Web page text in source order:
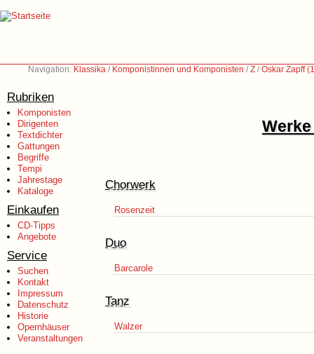
Navigation: Klassika / Komponistinnen und Komponisten /Z /Oskar Zapff
Rubriken
Komponisten
Dirigenten
Textdichter
Gattungen
Begriffe
Tempi
Jahrestage
Kataloge
Einkaufen
CD-Tipps
Angebote
Service
Suchen
Kontakt
Impressum
Datenschutz
Historie
Opernhäuser
Veranstaltungen
Chorwerk
Rosenzeit
Duo
Barcarole
Tanz
Walzer